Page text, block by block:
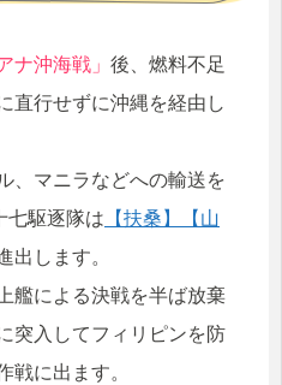
ナ沖海戦」 後、燃料不足
直行せずに沖縄を経由し
、マニラなどへの輸送を
七駆逐隊は 【扶桑】
【山
出します。
艦による決戦を半ば放棄
突入してフィリピンを防
戦に出ます。